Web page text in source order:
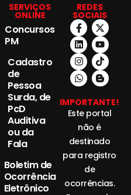
SERVIÇOS
ONLINE
Concursos
PM
Cadastro
de
Pessoa
Surda, de
PcD
Auditiva
ou da
Fala
Boletim de
Ocorrência
Eletrônico
REDES
SOCIAIS
IMPORTANTE!
Este portal
não é
destinado
para registro
de
ocorrências.